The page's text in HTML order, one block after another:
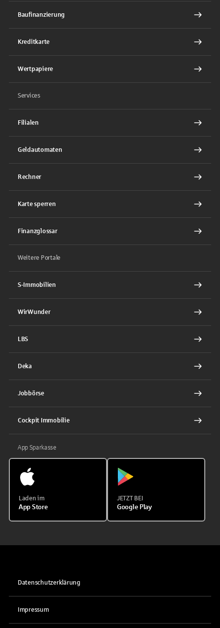
Baufinanzierung
Kreditkarte
Wertpapiere
Services
Filialen
Geldautomaten
Rechner
Karte sperren
Finanzglossar
Weitere Portale
S-Immobilien
WirWunder
LBS
Deka
Jobbörse
Cockpit Immobilie
App Sparkasse
Laden im
App Store
JETZT BEI
Google Play
Datenschutzerklärung
Impressum